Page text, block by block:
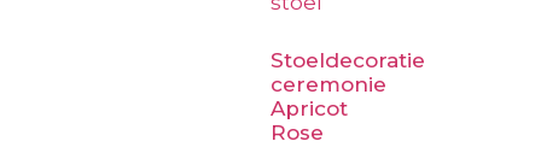
Stoeldecoratie
ceremonie
Apricot
Rose